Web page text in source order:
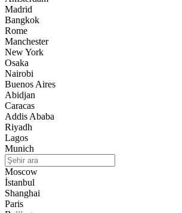
Madrid
Bangkok
Rome
Manchester
New York
Osaka
Nairobi
Buenos Aires
Abidjan
Caracas
Addis Ababa
Riyadh
Lagos
Munich
Moscow
İstanbul
Shanghai
Paris